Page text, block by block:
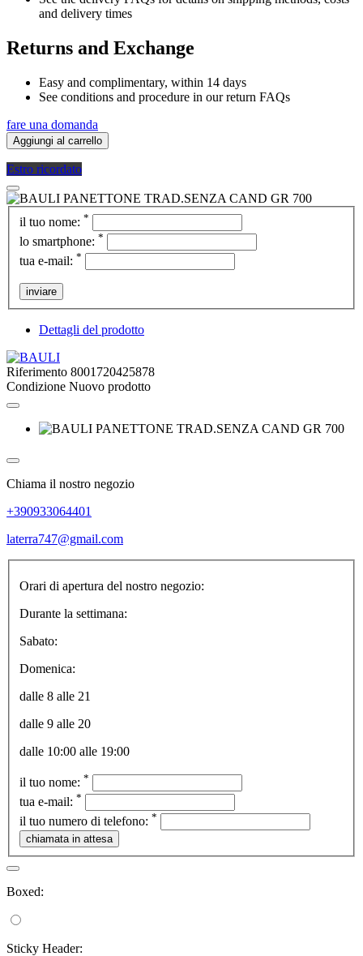
and delivery times
Returns and Exchange
Easy and complimentary, within 14 days
See conditions and procedure in our return FAQs
fare una domanda
Aggiungi al carrello
Estro ricordato
il tuo nome: *
lo smartphone: *
tua e-mail: *
inviare
Dettagli del prodotto
Riferimento 8001720425878
Condizione Nuovo prodotto
Chiama il nostro negozio
+390933064401
laterra747@gmail.com
Orari di apertura del nostro negozio:
Durante la settimana:
Sabato:
Domenica:
dalle 8 alle 21
dalle 9 alle 20
dalle 10:00 alle 19:00
il tuo nome: *
tua e-mail: *
il tuo numero di telefono: *
Boxed:
Sticky Header: